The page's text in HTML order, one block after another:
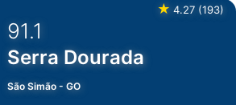
★ 4.27 (193)
91.1
Serra Dourada
São Simão -GO